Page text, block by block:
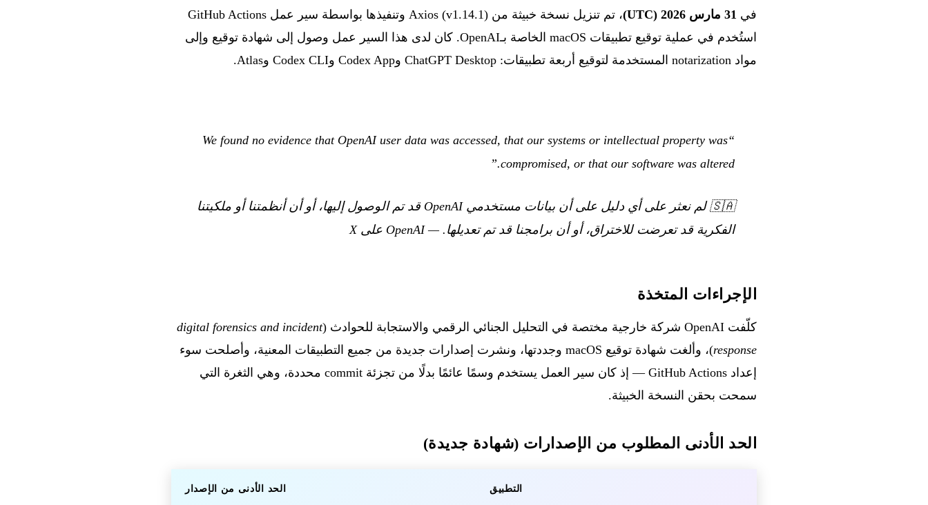
في 31 مارس 2026 (UTC)
، تم تنزيل نسخة خبيثة من Axios (v1.14.1) وتنفيذها بواسطة سير عمل GitHub Actions
استُخدم في عملية توقيع تطبيقات macOS الخاصة بـOpenAI. كان لدى هذا السير عمل وصول إلى شهادة توقيع وإلى
مواد notarization المستخدمة لتوقيع أربعة تطبيقات: ChatGPT Desktop وCodex App وCodex CLI وAtlas.
“We found no evidence that OpenAI user data was accessed, that our systems or intellectual property was
compromised, or that our software was altered.”
🇸🇦
لم نعثر على أي دليل على أن بيانات مستخدمي OpenAI قد تم الوصول إليها، أو أن أنظمتنا أو ملكيتنا
الفكرية قد تعرضت للاختراق، أو أن برامجنا قد تم تعديلها. —OpenAI على X
الإجراءات المتخذة
كلّفت OpenAI شركة خارجية مختصة في التحليل الجنائي الرقمي والاستجابة للحوادث (
digital forensics and incident
response
)، وألغت شهادة توقيع macOS وجددتها، ونشرت إصدارات جديدة من جميع التطبيقات المعنية، وأصلحت سوء
إعداد GitHub Actions — إذ كان سير العمل يستخدم وسمًا عائمًا بدلًا من تجزئة commit محددة، وهي الثغرة التي
سمحت بحقن النسخة الخبيثة.
الحد الأدنى المطلوب من الإصدارات (شهادة جديدة)
التطبيق الحد الأدنى من الإصدار